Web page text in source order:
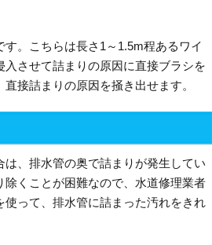
。こちらは長さ1～1.5m程あるワイ
させて詰まりの原因に直接ブラシを
接詰まりの原因を掻き出せます。
、排水管の奥で詰まりが発生してい
くことが困難なので、水道修理業者
って、排水管に詰まった汚れをきれ